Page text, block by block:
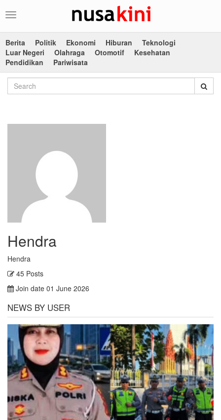
Toggle
Berita
Politik Ekonomi Hiburan
Teknologi
Luar Negeri
Olahraga Otomotif
Kesehatan
Pendidikan
Pariwisata
Hendra
Hendra
45 Posts
Join date 01 June 2026
NEWS BY USER